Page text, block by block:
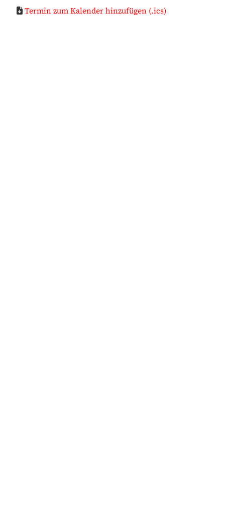
Termin zum Kalender hinzufügen (.ics)